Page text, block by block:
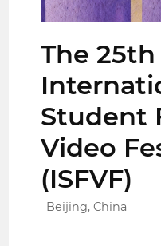
The 25th
Student
Video
(ISFVF)
Beijing, China